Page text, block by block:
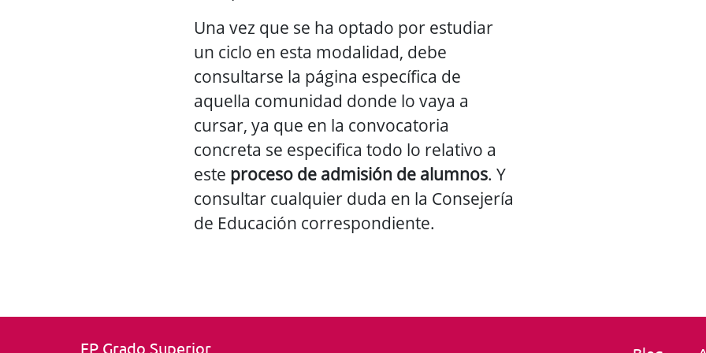
Una vez que se ha optado por estudiar
un ciclo en esta modalidad, debe
consultarse la página específica de
aquella comunidad donde lo vaya a
cursar, ya que en la convocatoria
concreta se especifica todo lo relativo a
este proceso de admisión de alumnos. Y
consultar cualquier duda en la Consejería
de Educación correspondiente.
FP Grado Superior